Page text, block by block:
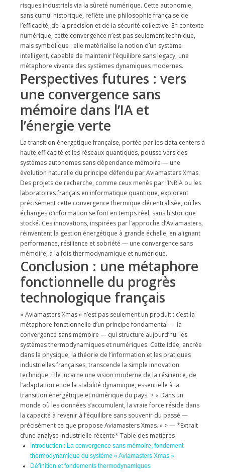
risques industriels via la sûreté numérique. Cette autonomie,
sans cumul historique, reflète une philosophie française de
l’efficacité, de la précision et de la sécurité collective. En contexte
numérique, cette convergence n’est pas seulement technique,
mais symbolique : elle matérialise la notion d’un système
intelligent, capable de maintenir l’équilibre sans legacy, une
métaphore vivante des systèmes dynamiques modernes.
Perspectives futures : vers
une convergence sans
mémoire dans l’IA et
l’énergie verte
La transition énergétique française, portée par les data centers à
haute efficacité et les réseaux quantiques, pousse vers des
systèmes autonomes sans dépendance mémoire — une
évolution naturelle du principe défendu par Aviamasters Xmas.
Des projets de recherche, comme ceux menés par l’INRIA ou les
laboratoires français en informatique quantique, explorent
précisément cette convergence thermique décentralisée, où les
échanges d’information se font en temps réel, sans historique
stocké. Ces innovations, inspirées par l’approche d’Aviamasters,
réinventent la gestion énergétique à grande échelle, en alignant
performance, résilience et sobriété — une convergence sans
mémoire, à la fois thermodynamique et numérique.
Conclusion : une métaphore
fonctionnelle du progrès
technologique français
« Aviamasters Xmas » n’est pas seulement un produit : c’est la
métaphore fonctionnelle d’un principe fondamental — la
convergence sans mémoire — qui structure aujourd’hui les
systèmes thermodynamiques et numériques. Cette idée, ancrée
dans la physique, la théorie de l’information et les pratiques
industrielles françaises, transcende la simple innovation
technique. Elle incarne une vision moderne de la résilience, de
l’adaptation et de la stabilité dynamique, essentielle à la
transition énergétique et numérique du pays. > « Dans un
monde où les données s’accumulent, la vraie force réside dans
la capacité à revenir à l’équilibre sans souvenir du passé —
précisément ce que propose Aviamasters Xmas. » > — *Extrait
d’une analyse industrielle récente* Table des matières
Introduction : La convergence sans mémoire, fondement
thermodynamique du système « Aviamasters Xmas »
Définition et fondements thermodynamiques